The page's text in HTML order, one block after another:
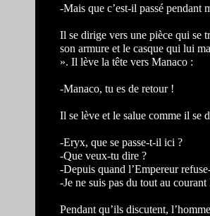
-Mais que c’est-il passé pendant
Il se dirige vers une pièce qui se
son armure et le casque qui lui
». Il lève la tête vers Manaco :
-Manaco, tu es de retour !
Il se lève et le salue comme il se
-Eryx, que se passe-t-il ici ?
-Que veux-tu dire ?
-Depuis quand l’Empereur
-Je ne suis pas du tout au courant
Pendant qu’ils discutent,